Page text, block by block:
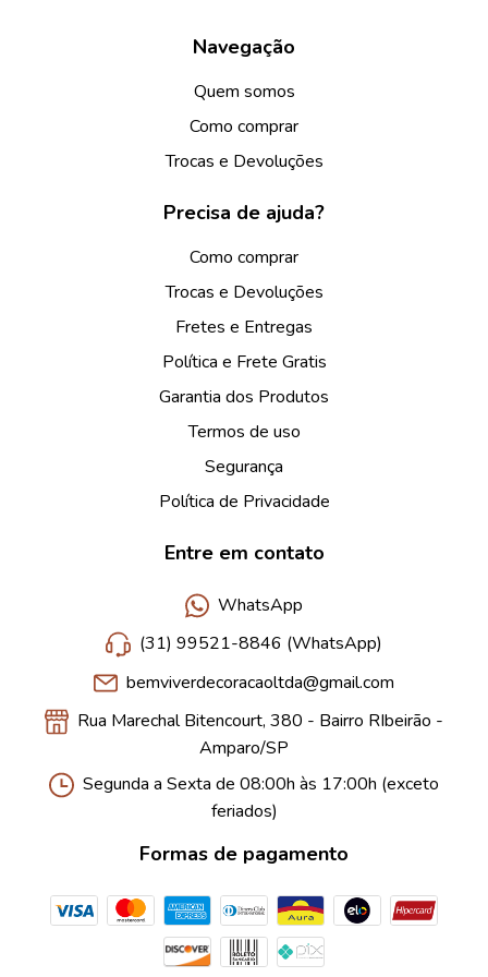
Navegação
Quem somos
Como comprar
Trocas e Devoluções
Precisa de ajuda?
Como comprar
Trocas e Devoluções
Fretes e Entregas
Política e Frete Gratis
Garantia dos Produtos
Termos de uso
Segurança
Política de Privacidade
Entre em contato
WhatsApp
(31) 99521-8846 (WhatsApp)
bemviverdecoracaoltda@gmail.com
Rua Marechal Bitencourt, 380 - Bairro RIbeirão -
Amparo/SP
Segunda a Sexta de 08:00h às 17:00h (exceto
feriados)
Formas de pagamento